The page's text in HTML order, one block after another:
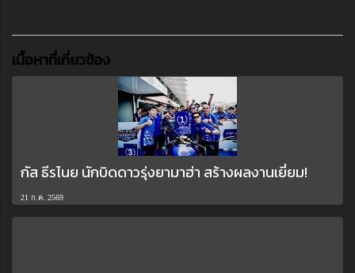
เนื้อหาที่เกี่ยวข้อง
กัส ธีรไนย นักบิดดาวรุ่งยามาฮ่า สร้างผลงานเยี่ยม!
21 ก.ค. 2569